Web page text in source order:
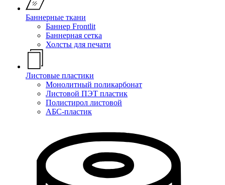
Баннерные ткани
Баннер Frontlit
Баннерная сетка
Холсты для печати
Листовые пластики
Монолитный поликарбонат
Листовой ПЭТ пластик
Полистирол листовой
АБС-пластик